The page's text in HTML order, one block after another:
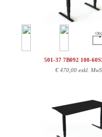
501-37 7B092 100-
€470,00 exkl.